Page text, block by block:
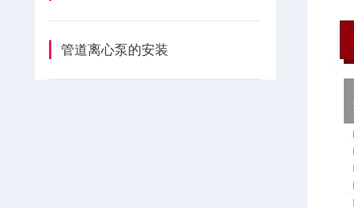
管道离心泵的安装